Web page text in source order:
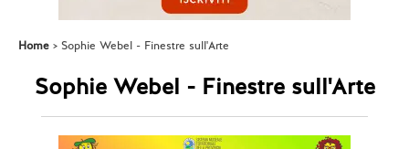
Home Sophie Webel - Finestre sull'Arte
Sophie Webel - Finestre sull'Arte